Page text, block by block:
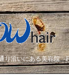
り沿いにある美容院